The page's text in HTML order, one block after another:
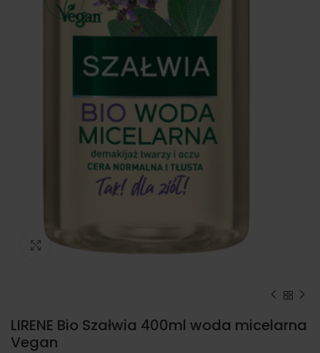
Kliknij, aby powiększyć
LIRENE Bio Szałwia 400ml woda micelarna
Vegan